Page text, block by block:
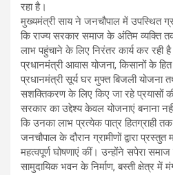
रहा है।
मुख्यमंत्री साय ने जनचौपाल में उपस्थित
कि राज्य सरकार समाज के अंतिम व्यक्ति
लाभ पहुंचाने के लिए निरंतर कार्य कर रही
प्रधानमंत्री आवास योजना, किसानों के
प्रधानमंत्री सूर्य घर मुफ्त बिजली योजना
सशक्तिकरण के लिए किए जा रहे प्रयासों
सरकार का उद्देश्य केवल योजनाएं बनाना
कि उनका लाभ प्रत्येक पात्र हितग्राही
जनचौपाल के दौरान ग्रामीणों द्वारा
महत्वपूर्ण घोषणाएं कीं। उन्होंने सपेरा
सामुदायिक भवन के निर्माण, बस्ती क्षेत्र में